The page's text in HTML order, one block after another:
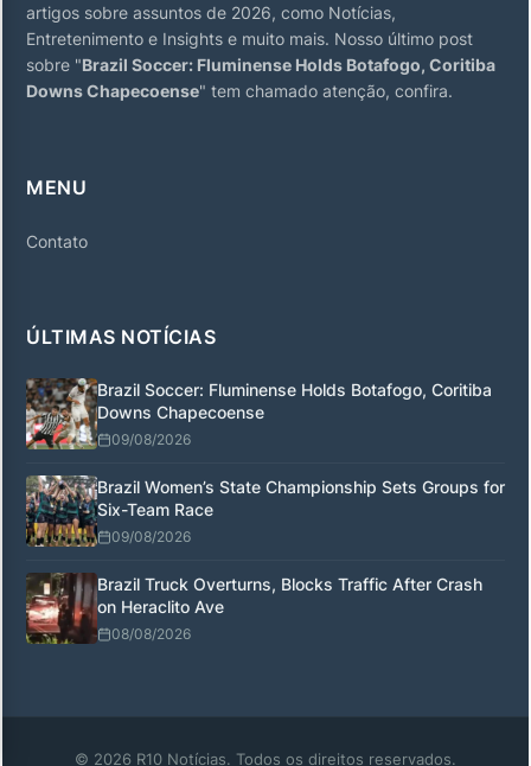
artigos sobre assuntos de 2026, como Notícias,
Entretenimento e Insights e muito mais. Nosso último post
sobre "Brazil Soccer: Fluminense Holds Botafogo, Coritiba
Downs Chapecoense" tem chamado atenção, confira.
MENU
Contato
ÚLTIMAS NOTÍCIAS
Brazil Soccer: Fluminense Holds Botafogo, Coritiba
Downs Chapecoense
09/08/2026
Brazil Women’s State Championship Sets Groups for
Six-Team Race
09/08/2026
Brazil Truck Overturns, Blocks Traffic After Crash
on Heraclito Ave
08/08/2026
© 2026 R10 Notícias. Todos os direitos reservados.